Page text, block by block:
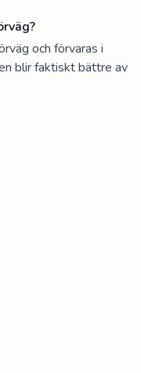
och förvaras i
blir faktiskt bättre av